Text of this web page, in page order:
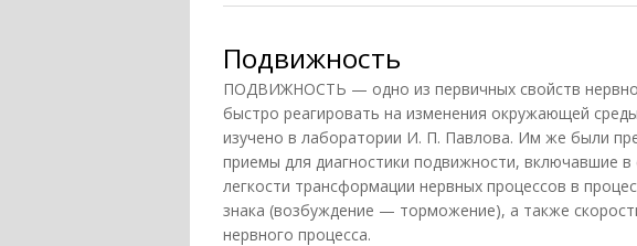
Подвижность
ПОДВИЖНОСТЬ — одно из первичных свойств
быстро реагировать на изменения окружающей
изучено в лаборатории И. П. Павлова. Им же были
приемы для диагностики подвижности, включавшие в
легкости трансформации нервных процессов в
знака (возбуждение — торможение), а также
нервного процесса.